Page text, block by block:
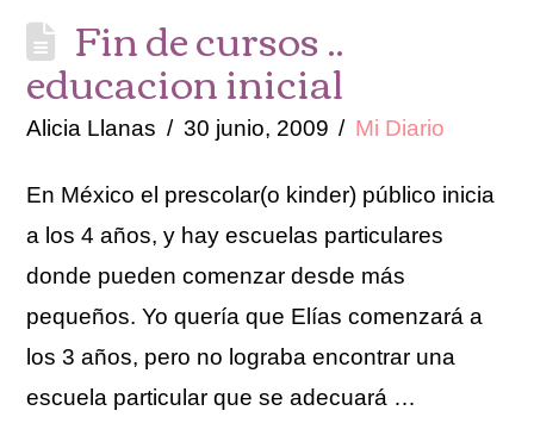
Fin de cursos ..
educacion inicial
Alicia Llanas 30 junio, 2009 Mi Diario
En México el prescolar(o kinder) público inicia
a los 4 años, y hay escuelas particulares
donde pueden comenzar desde más
pequeños. Yo quería que Elías comenzará a
los 3 años, pero no lograba encontrar una
escuela particular que se adecuará …